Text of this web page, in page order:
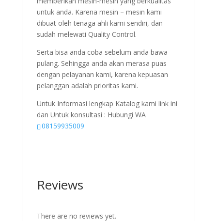
untuk anda. Karena mesin – mesin kami
dibuat oleh tenaga ahli kami sendiri, dan
sudah melewati Quality Control.
Serta bisa anda coba sebelum anda bawa
pulang. Sehingga anda akan merasa puas
dengan pelayanan kami, karena kepuasan
pelanggan adalah prioritas kami.
Untuk Informasi lengkap Katalog kami link ini
dan Untuk konsultasi : Hubungi WA
08159935009
Reviews
There are no reviews yet.